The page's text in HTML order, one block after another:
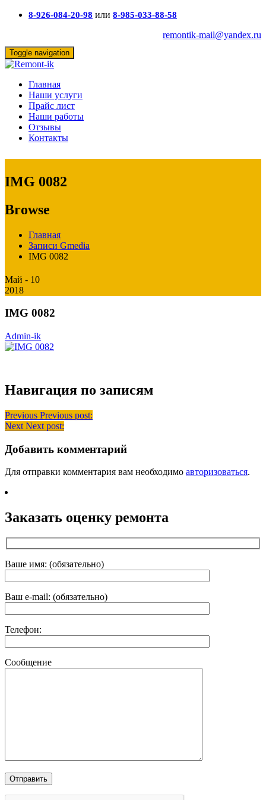
8-926-084-20-98 или 8-985-033-88-58
remontik-mail@yandex.ru
Toggle navigation
Главная
Наши услуги
Прайс лист
Наши работы
Отзывы
Контакты
IMG 0082
Browse
Главная
Записи Gmedia
IMG 0082
Май - 10
2018
IMG 0082
Admin-ik
Навигация по записям
Previous Previous post:
Next Next post:
Добавить комментарий
Для отправки комментария вам необходимо авторизоваться.
Заказать оценку ремонта
Ваше имя: (обязательно)
Ваш e-mail: (обязательно)
Телефон:
Сообщение